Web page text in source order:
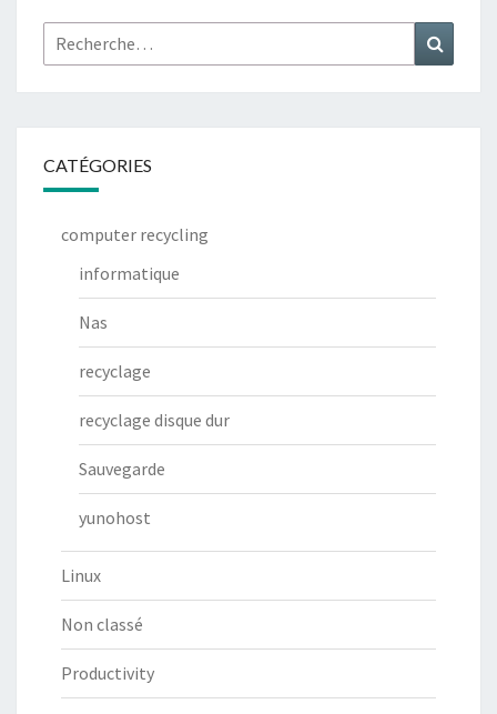
Rechercher :
CATÉGORIES
computer recycling
informatique
Nas
recyclage
recyclage disque dur
Sauvegarde
yunohost
Linux
Non classé
Productivity